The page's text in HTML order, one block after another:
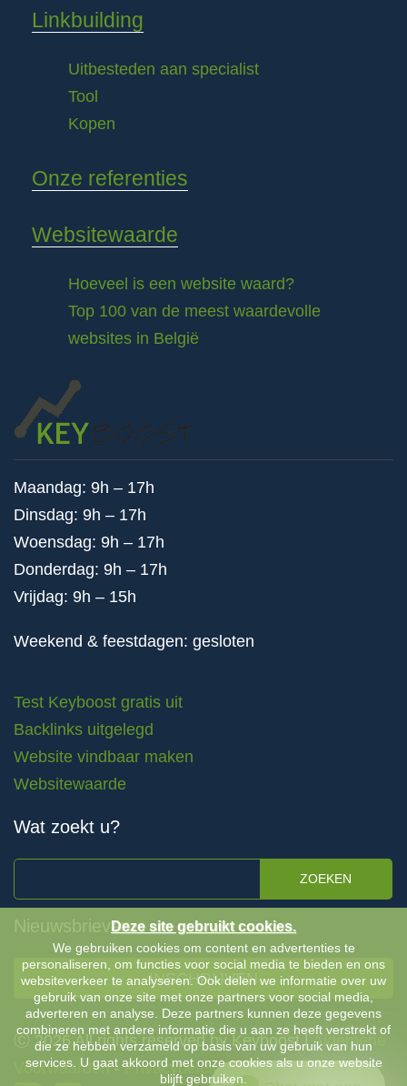
Linkbuilding
Uitbesteden aan specialist
Tool
Kopen
Onze referenties
Websitewaarde
Hoeveel is een website waard?
Top 100 van de meest waardevolle
websites in België
Maandag: 9h – 17h
Dinsdag: 9h – 17h
Woensdag: 9h – 17h
Donderdag: 9h – 17h
Vrijdag: 9h – 15h
Weekend & feestdagen: gesloten
Test Keyboost gratis uit
Backlinks uitgelegd
Website vindbaar maken
Websitewaarde
Wat zoekt u?
ZOEKEN
Nieuwsbrieven
INSCHRIJVEN
Ⓒ 2026 All rights reserved by Keyboost |Algemene
Voorwaarden-Privacybeleid
Deze site gebruikt cookies.
We gebruiken cookies om content en advertenties te
personaliseren, om functies voor social media te bieden en ons
websiteverkeer te analyseren. Ook delen we informatie over uw
gebruik van onze site met onze partners voor social media,
adverteren en analyse. Deze partners kunnen deze gegevens
combineren met andere informatie die u aan ze heeft verstrekt of
die ze hebben verzameld op basis van uw gebruik van hun
services. U gaat akkoord met onze cookies als u onze website
blijft gebruiken.